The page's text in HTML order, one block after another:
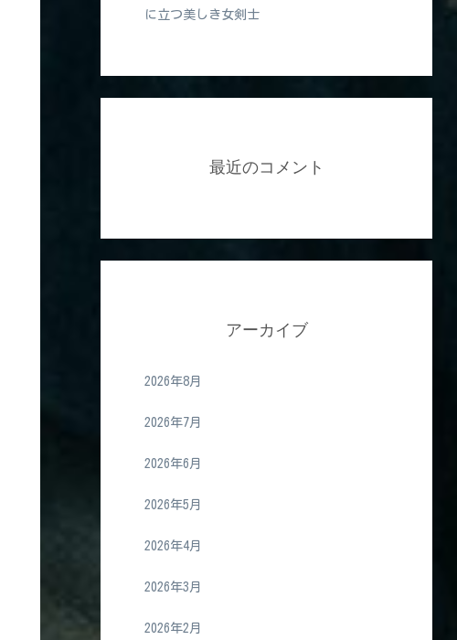
に立つ美しき女剣士
最近のコメント
アーカイブ
2026年8月
2026年7月
2026年6月
2026年5月
2026年4月
2026年3月
2026年2月